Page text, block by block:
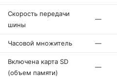
Скорость передачи
шины
—
Часовой множитель —
Включена карта SD
(объем памяти)
—